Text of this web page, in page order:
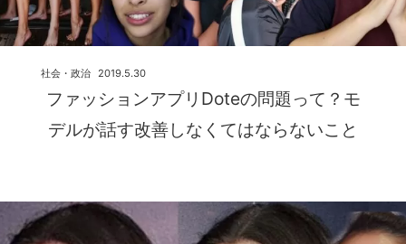
ファッションアプリDoteの問題って？モ
デルが話す改善しなくてはならないこと
2019.5.30
社会・政治